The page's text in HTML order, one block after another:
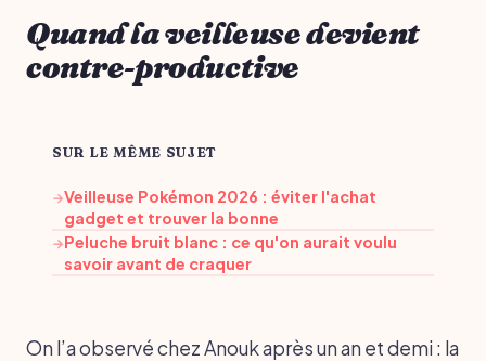
Quand la veilleuse devient
contre-productive
SUR LE MÊME SUJET
→Veilleuse Pokémon 2026 : éviter l'achat
gadget et trouver la bonne
→Peluche bruit blanc : ce qu'on aurait voulu
savoir avant de craquer
On l’a observé chez Anouk après un an et demi : la